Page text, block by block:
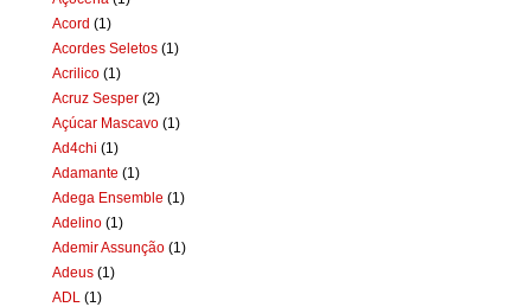
Acord (1)
Acordes Seletos (1)
Acrilico (1)
Acruz Sesper (2)
Açúcar Mascavo (1)
Ad4chi (1)
Adamante (1)
Adega Ensemble (1)
Adelino (1)
Ademir Assunção (1)
Adeus (1)
ADL (1)